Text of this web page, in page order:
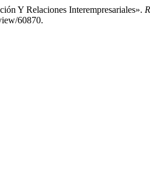
Y Relaciones Interempresariales».
60870.